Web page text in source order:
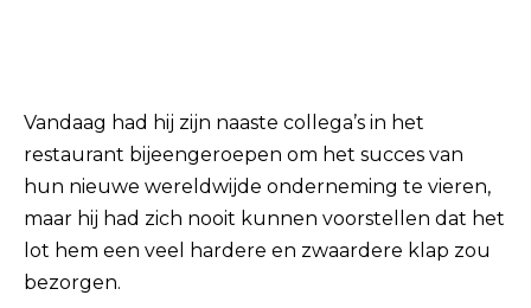
Vandaag had hij zijn naaste collega’s in het
restaurant bijeengeroepen om het succes van
hun nieuwe wereldwijde onderneming te vieren,
maar hij had zich nooit kunnen voorstellen dat het
lot hem een ​​veel hardere en zwaardere klap zou
bezorgen.